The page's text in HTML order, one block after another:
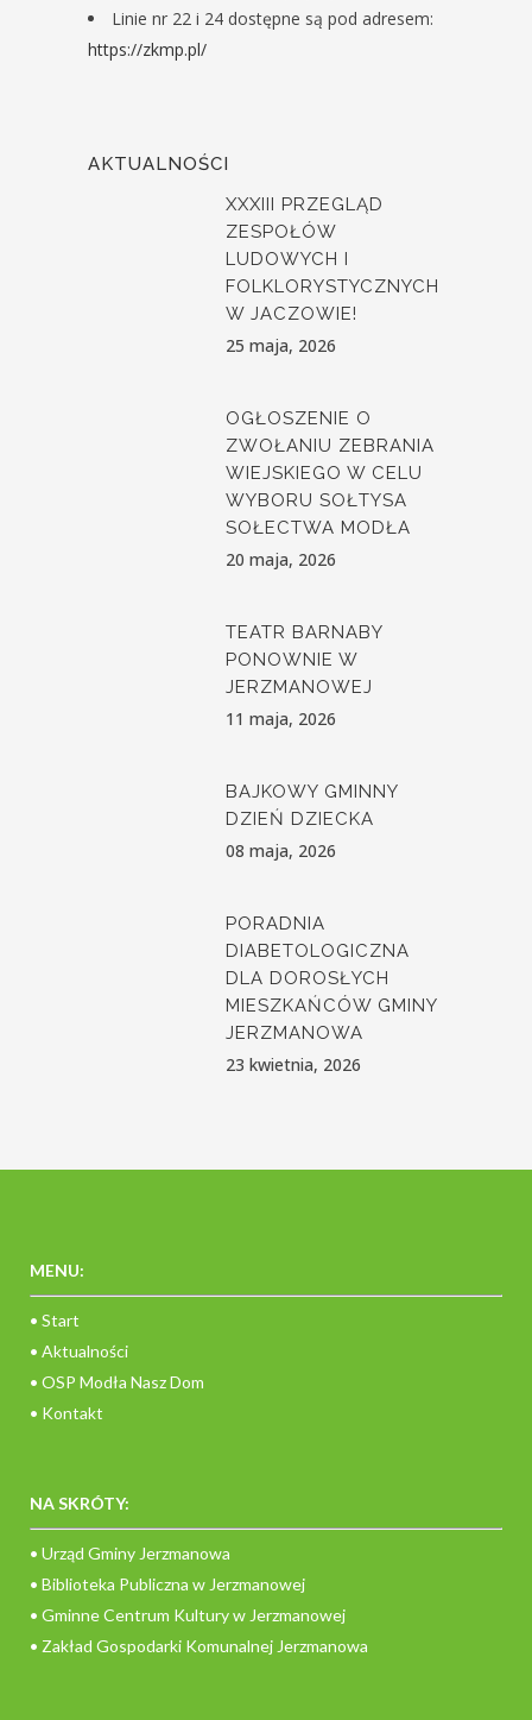
Linie nr 22 i 24 dostępne są pod adresem:
https://zkmp.pl/
AKTUALNOŚCI
XXXIII PRZEGLĄD
ZESPOŁÓW
LUDOWYCH I
FOLKLORYSTYCZNYCH
W JACZOWIE!
25 maja, 2026
OGŁOSZENIE O
ZWOŁANIU ZEBRANIA
WIEJSKIEGO W CELU
WYBORU SOŁTYSA
SOŁECTWA MODŁA
20 maja, 2026
TEATR BARNABY
PONOWNIE W
JERZMANOWEJ
11 maja, 2026
BAJKOWY GMINNY
DZIEŃ DZIECKA
08 maja, 2026
PORADNIA
DIABETOLOGICZNA
DLA DOROSŁYCH
MIESZKAŃCÓW GMINY
JERZMANOWA
23 kwietnia, 2026
MENU:
• Start
• Aktualności
• OSP Modła Nasz Dom
• Kontakt
NA SKRÓTY:
• Urząd Gminy Jerzmanowa
• Biblioteka Publiczna w Jerzmanowej
• Gminne Centrum Kultury w Jerzmanowej
• Zakład Gospodarki Komunalnej Jerzmanowa